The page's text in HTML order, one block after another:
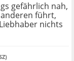
gefährlich nah,
führt,
nichts